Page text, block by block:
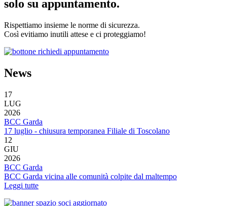
solo su appuntamento.
Rispettiamo insieme le norme di sicurezza.
Così evitiamo inutili attese e ci proteggiamo!
News
17
LUG
2026
BCC Garda
17 luglio - chiusura temporanea Filiale di Toscolano
12
GIU
2026
BCC Garda
BCC Garda vicina alle comunità colpite dal maltempo
Leggi tutte